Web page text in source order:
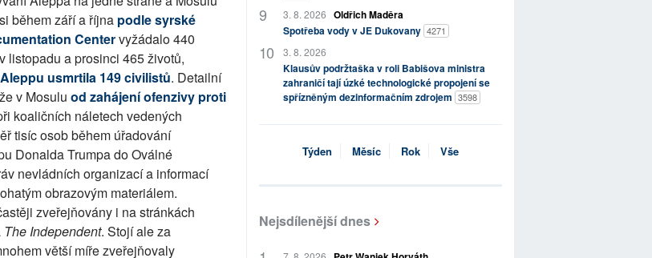
během září a října podle syrské
Centervyžádalo 440
listopadu a prosinci 465 životů,
usmrtila 149 civilistů. Detailní
v Mosulu od zahájení ofenzivy proti
koaličních náletech vedených
tisíc osob během úřadování
Donalda Trumpa do Oválné
nevládních organizací a informací
obrazovým materiálem.
zveřejňovány i na stránkách
The Independent. Stojí ale za
větší míře zveřejňovaly
3. 8. 2026 Oldřich Maděra
Spotřeba vody v JE Dukovany 4271
3. 8. 2026
Klausův podržtaška v roli Babišova ministra
zahraničí tají úzké technologické propojení se
spřízněným dezinformačním zdrojem 3598
Týden Měsíc Rok Vše
Nejsdílenější dnes